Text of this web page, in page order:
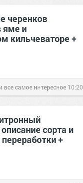
черенков
яме и
кильчеваторе +
все самое интересное 10:20
сорта и
+